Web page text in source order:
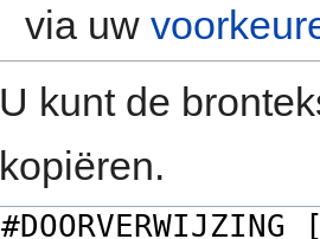
via uw
U kunt de
kopiëren.